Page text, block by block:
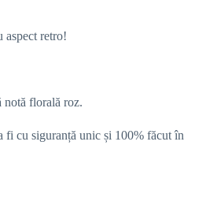
aspect retro!
notă florală roz.
fi cu siguranță unic și 100% făcut în